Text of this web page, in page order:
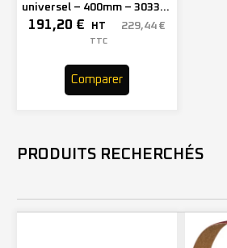
universel – 400mm – 303369
(x1)
191,20 € HT 229,44 €
TTC
Comparer
PRODUITS RECHERCHÉS